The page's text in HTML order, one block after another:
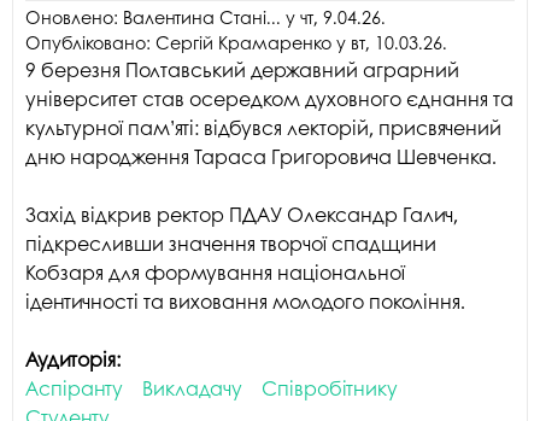
Оновлено: Валентина Стані... у чт, 9.04.26.
Опубліковано: Сергій Крамаренко у вт, 10.03.26.
9 березня Полтавський державний аграрний
університет став осередком духовного єднання та
культурної пам’яті: відбувся лекторій, присвячений
дню народження Тараса Григоровича Шевченка.
Захід відкрив ректор ПДАУ Олександр Галич,
підкресливши значення творчої спадщини
Кобзаря для формування національної
ідентичності та виховання молодого покоління.
Аудиторія:
Аспіранту
Викладачу
Співробітнику